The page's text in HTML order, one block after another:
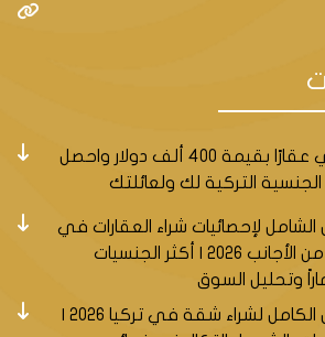
اشتري عقارًا بقيمة 400 ألف دولار واحصل
التركية لك ولعائلتك
الشامل لإحصائيات شراء العقارات في
تركيا من الأجانب 2026 | أكثر الجنسيات
وتحليل السوق